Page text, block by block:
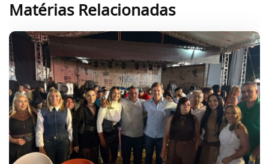
Matérias Relacionadas